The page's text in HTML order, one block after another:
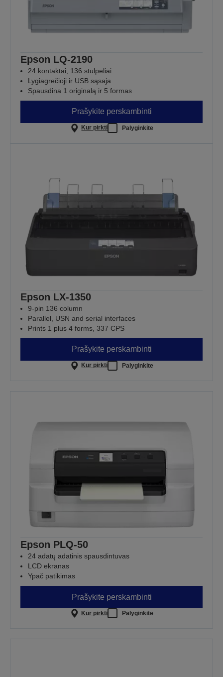
Epson LQ-2190
24 kontaktai, 136 stulpeliai
Lygiagrečioji ir USB sąsaja
Spausdina 1 originalą ir 5 formas
Prašykite perskambinti
Kur pirkti Palyginkite
Epson LX-1350
9-pin 136 column
Parallel, USN and serial interfaces
Prints 1 plus 4 forms, 337 CPS
Prašykite perskambinti
Kur pirkti Palyginkite
Epson PLQ-50
24 adatų adatinis spausdintuvas
LCD ekranas
Ypač patikimas
Prašykite perskambinti
Kur pirkti Palyginkite